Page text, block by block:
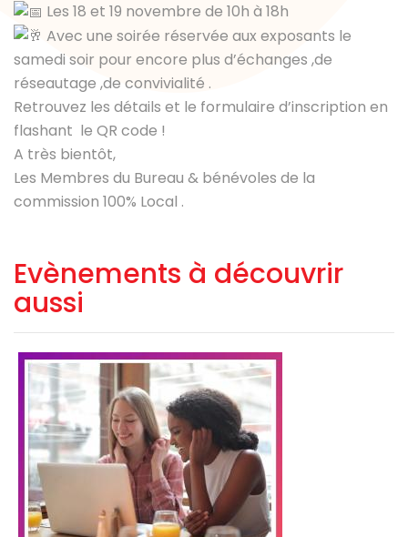
Les 18 et 19 novembre de 10h à 18h
Avec une soirée réservée aux exposants le
samedi soir pour encore plus d’échanges ,de
réseautage ,de convivialité .
Retrouvez les détails et le formulaire d’inscription en
flashant le QR code !
A très bientôt,
Les Membres du Bureau & bénévoles de la
commission 100% Local .
Evènements à découvrir
aussi